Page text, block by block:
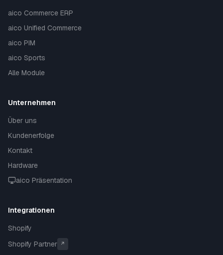
aico Commerce ERP
aico Unified Commerce
aico PIM
aico Sports
Alle Module
Unternehmen
Über uns
Kundenerfolge
Kontakt
Hardware
aico Präsentation
Integrationen
Shopify
Shopify Partner
↗